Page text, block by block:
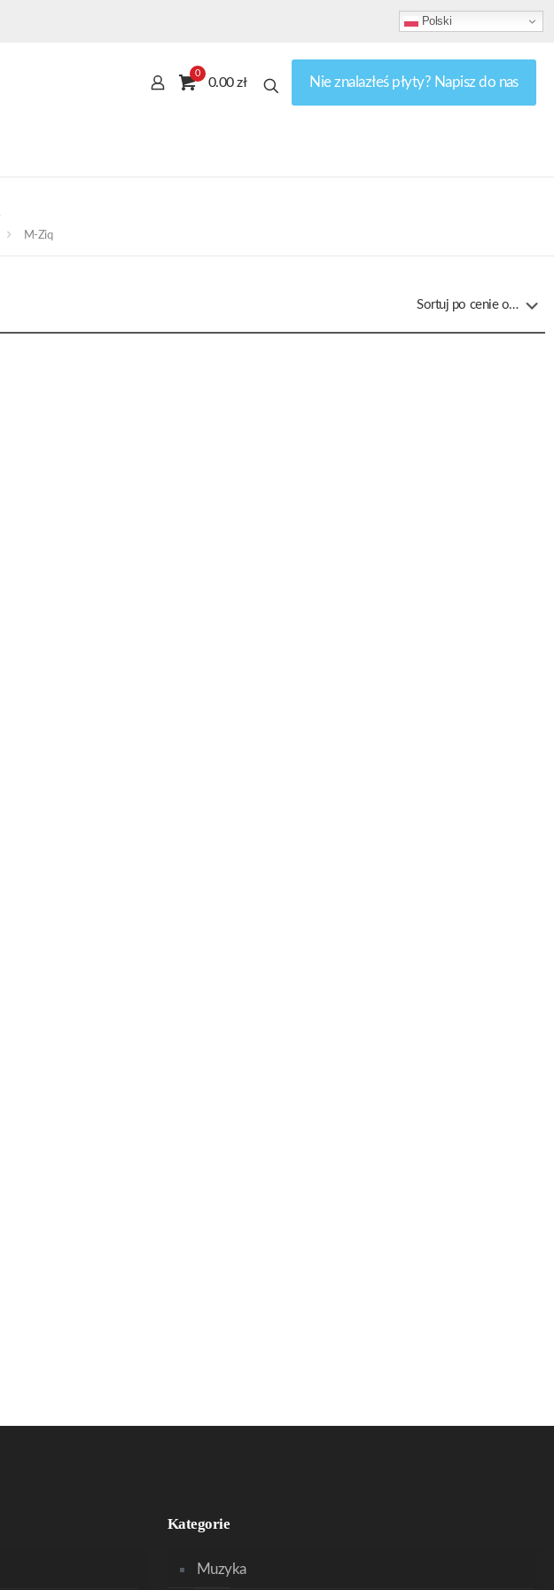
Polski
0
0.00 zł Nie znalazłeś płyty? Napisz do nas
M-Ziq
Kategorie
Muzyka